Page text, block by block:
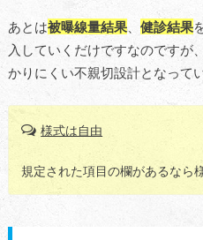
あとは被曝線量結果、 健診結果
入していくだけですなのですが
かりにくい不親切設計となって
様式は自由
規定された項目の欄があるなら